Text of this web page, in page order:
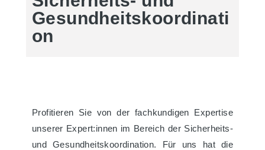
Gesundheitskoordinati
on
Profitieren Sie von der fachkundigen Expertise
unserer Expert:innen im Bereich der Sicherheits-
und Gesundheitskoordination. Für uns hat die